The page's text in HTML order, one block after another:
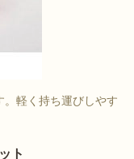
軽く持ち運びしやす
ト